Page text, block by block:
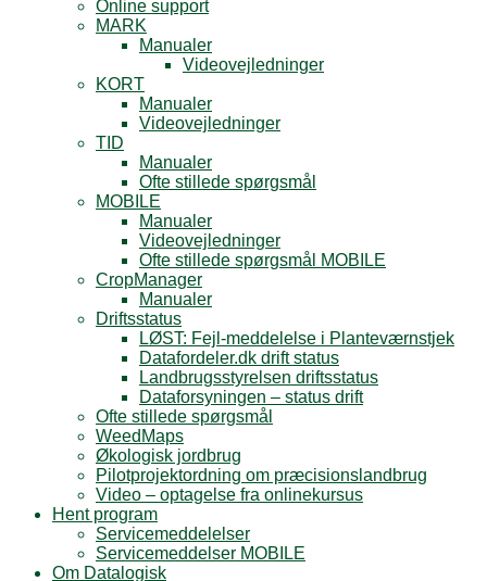
Online support
MARK
Manualer
Videovejledninger
KORT
Manualer
Videovejledninger
TID
Manualer
Ofte stillede spørgsmål
MOBILE
Manualer
Videovejledninger
Ofte stillede spørgsmål MOBILE
CropManager
Manualer
Driftsstatus
LØST: Fejl-meddelelse i Planteværnstjek
Datafordeler.dk drift status
Landbrugsstyrelsen driftsstatus
Dataforsyningen – status drift
Ofte stillede spørgsmål
WeedMaps
Økologisk jordbrug
Pilotprojektordning om præcisionslandbrug
Video – optagelse fra onlinekursus
Hent program
Servicemeddelelser
Servicemeddelser MOBILE
Om Datalogisk